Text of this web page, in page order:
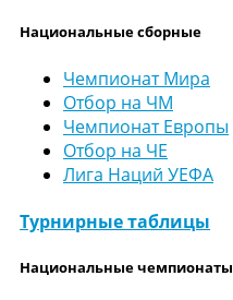
Национальные сборные
Чемпионат Мира
Отбор на ЧМ
Чемпионат Европы
Отбор на ЧЕ
Лига Наций УЕФА
Турнирные таблицы
Национальные чемпионаты